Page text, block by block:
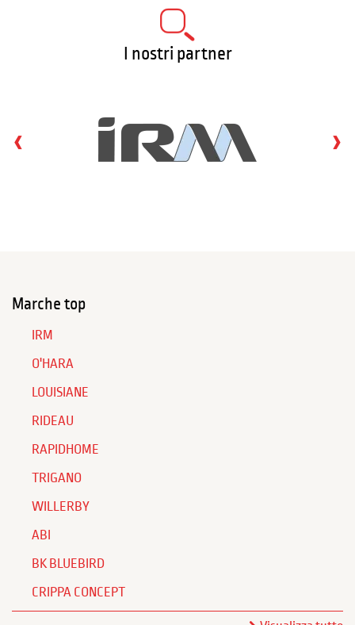
I nostri partner
‹ ›
Marche top
IRM
O'HARA
LOUISIANE
RIDEAU
RAPIDHOME
TRIGANO
WILLERBY
ABI
BK BLUEBIRD
CRIPPA CONCEPT